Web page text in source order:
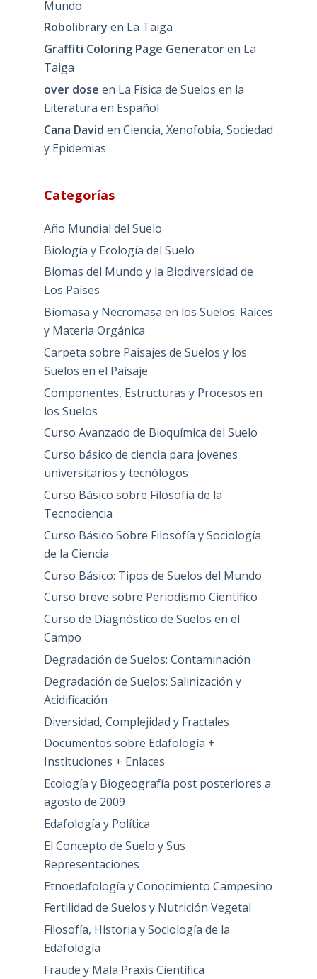
Mundo
Robolibrary en La Taiga
Graffiti Coloring Page Generatoren La
Taiga
over dose en La Física de Suelos en la
Literatura en Español
Cana David en Ciencia, Xenofobia, Sociedad
y Epidemias
Categorías
Año Mundial del Suelo
Biología y Ecología del Suelo
Biomas del Mundo y la Biodiversidad de
Los Países
Biomasa y Necromasa en los Suelos: Raíces
y Materia Orgánica
Carpeta sobre Paisajes de Suelos y los
Suelos en el Paisaje
Componentes, Estructuras y Procesos en
los Suelos
Curso Avanzado de Bioquímica del Suelo
Curso básico de ciencia para jovenes
universitarios y tecnólogos
Curso Básico sobre Filosofía de la
Tecnociencia
Curso Básico Sobre Filosofía y Sociología
de la Ciencia
Curso Básico: Tipos de Suelos del Mundo
Curso breve sobre Periodismo Científico
Curso de Diagnóstico de Suelos en el
Campo
Degradación de Suelos: Contaminación
Degradación de Suelos: Salinización y
Acidificación
Diversidad, Complejidad y Fractales
Documentos sobre Edafología +
Instituciones + Enlaces
Ecología y Biogeografía post posteriores a
agosto de 2009
Edafología y Política
El Concepto de Suelo y Sus
Representaciones
Etnoedafología y Conocimiento Campesino
Fertilidad de Suelos y Nutrición Vegetal
Filosofía, Historia y Sociología de la
Edafología
Fraude y Mala Praxis Científica